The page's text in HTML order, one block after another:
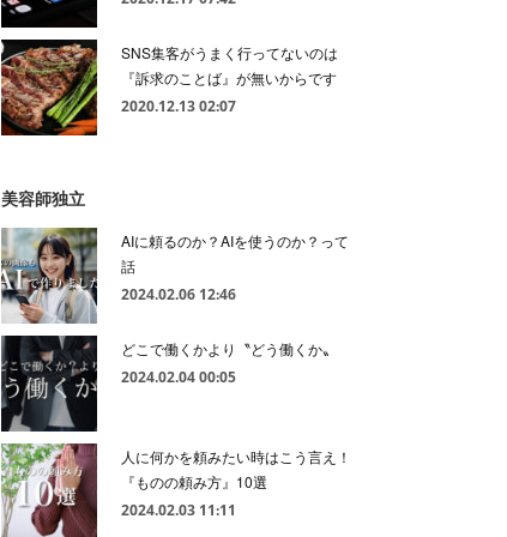
SNS集客がうまく行ってないのは
『訴求のことば』が無いからです
2020.12.13 02:07
美容師独立
AIに頼るのか？AIを使うのか？って
話
2024.02.06 12:46
どこで働くかより〝どう働くか〟
2024.02.04 00:05
人に何かを頼みたい時はこう言え！
『ものの頼み方』10選
2024.02.03 11:11